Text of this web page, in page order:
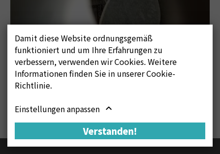
Damit diese Website ordnungsgemäß
funktioniert und um Ihre Erfahrungen zu
verbessern, verwenden wir Cookies. Weitere
Informationen finden Sie in unserer Cookie-
Richtlinie.
Einstellungen anpassen
Verstanden!